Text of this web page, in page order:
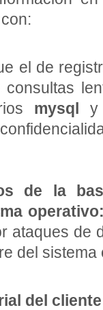
el de
mysqly
de la
ataques de
del sistema
del